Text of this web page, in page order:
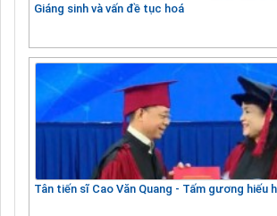
Giáng sinh và vấn đề tục hoá
Tân tiến sĩ Cao Văn Quang - Tấm gương hiếu